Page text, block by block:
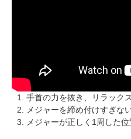
手首の力を抜き、リラック
メジャーを締め付けすぎな
メジャーが正しく1周した